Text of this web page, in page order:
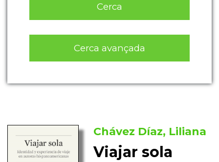
Cerca
Cerca avançada
Chávez Díaz, Liliana
Viajar sola